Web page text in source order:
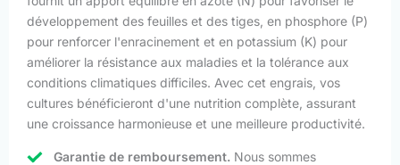
développement des feuilles et des tiges, en phosphore (P)
pour renforcer l'enracinement et en potassium (K) pour
améliorer la résistance aux maladies et la tolérance aux
conditions climatiques difficiles. Avec cet engrais, vos
cultures bénéficieront d'une nutrition complète, assurant
une croissance harmonieuse et une meilleure productivité.
Garantie de remboursement. Nous sommes